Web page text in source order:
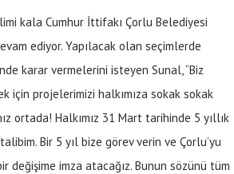
kala Cumhur İttifakı Çorlu Belediyesi
ediyor. Yapılacak olan seçimlerde
karar vermelerini isteyen Sunal, “Biz
için projelerimizi halkımıza sokak sokak
ortada! Halkımız 31 Mart tarihinde 5 yıllık
Bir 5 yıl bize görev verin ve Çorlu’yu
değişime imza atacağız. Bunun sözünü tüm